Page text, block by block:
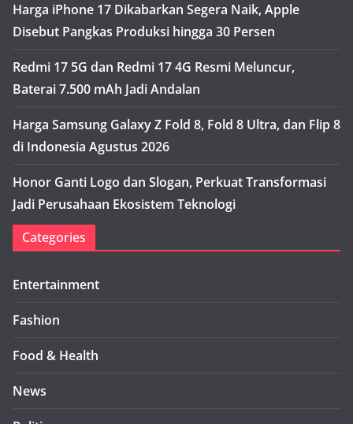
Harga iPhone 17 Dikabarkan Segera Naik, Apple
Disebut Pangkas Produksi hingga 30 Persen
Redmi 17 5G dan Redmi 17 4G Resmi Meluncur,
Baterai 7.500 mAh Jadi Andalan
Harga Samsung Galaxy Z Fold 8, Fold 8 Ultra, dan Flip 8
di Indonesia Agustus 2026
Honor Ganti Logo dan Slogan, Perkuat Transformasi
Jadi Perusahaan Ekosistem Teknologi
Categories
Entertainment
Fashion
Food & Health
News